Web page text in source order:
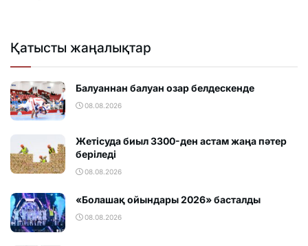
Қатысты жаңалықтар
Балуаннан балуан озар белдескенде
08.08.2026
Жетісуда биыл 3300-ден астам жаңа пәтер
беріледі
08.08.2026
«Болашақ ойындары 2026» басталды
08.08.2026